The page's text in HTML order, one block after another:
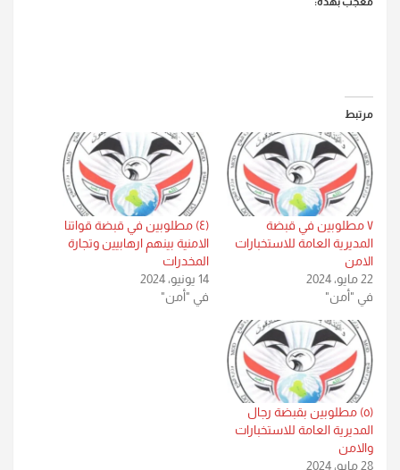
مرتبط
٧ مطلوبين في قبضة
المديرية العامة للاستخبارات
الامن
22 مايو، 2024
في "أمن"
(٤) مطلوبين في قبضة قواتنا
الامنية بينهم ارهابيين وتجارة
المخدرات
14 يونيو، 2024
في "أمن"
(٥) مطلوبين بقبضة رجال
المديرية العامة للاستخبارات
والامن
28 مايو، 2024